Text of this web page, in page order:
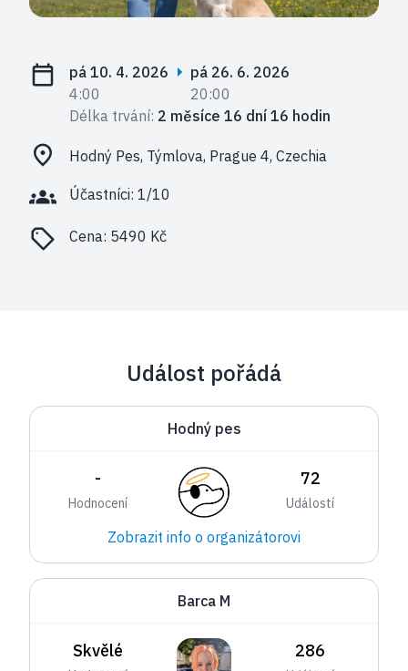
pá 10. 4. 2026
4:00
pá 26. 6. 2026
20:00
Délka trvání: 2 měsíce 16 dní 16 hodin
Hodný Pes, Týmlova, Prague 4, Czechia
Účastníci: 1/10
Cena: 5490 Kč
Událost pořádá
Hodný pes
-
Hodnocení
72
Událostí
Zobrazit info o organizátorovi
Barca M
Skvělé 286